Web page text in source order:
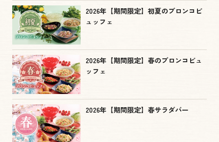
2026年【期間限定】初夏のブロンコビ
ュッフェ
2026年【期間限定】春のブロンコビュ
ッフェ
2026年【期間限定】春サラダバー